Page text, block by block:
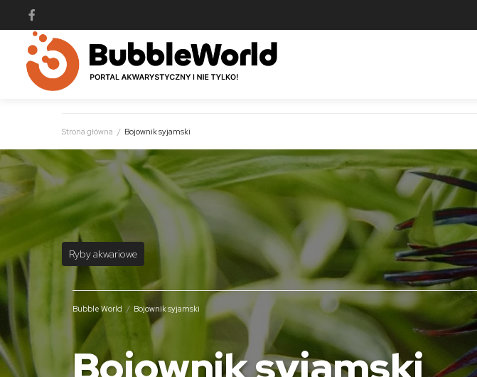
Strona główna / Bojownik syjamski
Ryby akwariowe
Bubble World / Bojownik syjamski